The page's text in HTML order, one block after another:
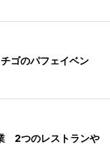
ゴのパフェイベン
2つのレストランや